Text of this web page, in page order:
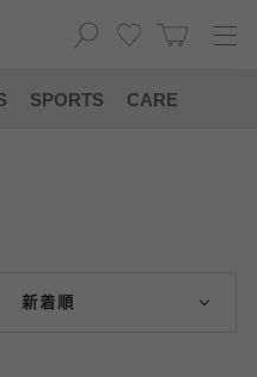
SPORTS CARE
新着順